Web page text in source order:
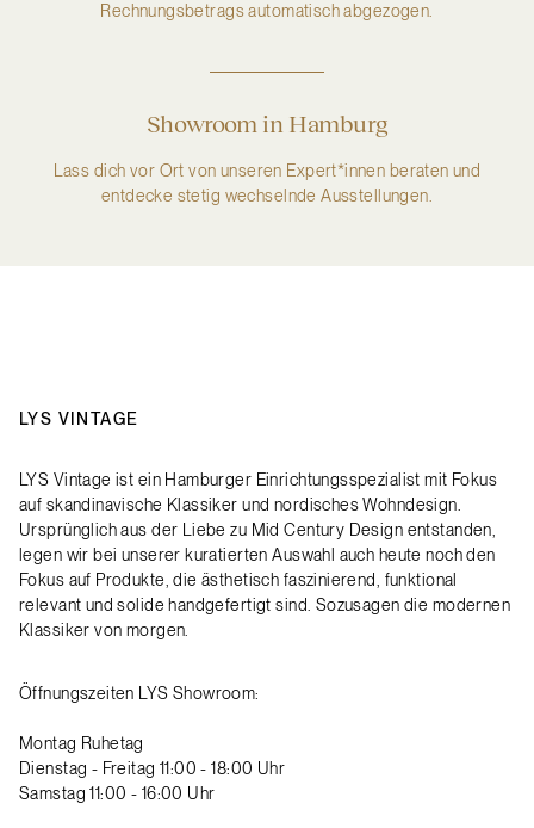
Rechnungsbetrags automatisch abgezogen.
Showroom in Hamburg
Lass dich vor Ort von unseren Expert*innen beraten und
entdecke stetig wechselnde Ausstellungen.
LYS VINTAGE
LYS Vintage ist ein Hamburger Einrichtungsspezialist mit Fokus
auf skandinavische Klassiker und nordisches Wohndesign.
Ursprünglich aus der Liebe zu Mid Century Design entstanden,
legen wir bei unserer kuratierten Auswahl auch heute noch den
Fokus auf Produkte, die ästhetisch faszinierend, funktional
relevant und solide handgefertigt sind. Sozusagen die modernen
Klassiker von morgen.
Öffnungszeiten LYS Showroom:
Montag Ruhetag
Dienstag - Freitag 11:00 - 18:00 Uhr
Samstag 11:00 - 16:00 Uhr